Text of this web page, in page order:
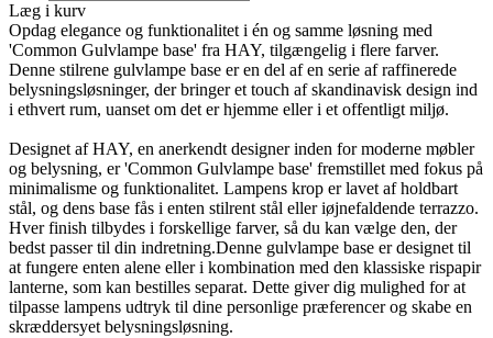
Læg i kurv
Opdag elegance og funktionalitet i én og samme løsning med
'Common Gulvlampe base' fra HAY, tilgængelig i flere farver.
Denne stilrene gulvlampe base er en del af en serie af raffinerede
belysningsløsninger, der bringer et touch af skandinavisk design ind
i ethvert rum, uanset om det er hjemme eller i et offentligt miljø.
Designet af HAY, en anerkendt designer inden for moderne møbler
og belysning, er 'Common Gulvlampe base' fremstillet med fokus på
minimalisme og funktionalitet. Lampens krop er lavet af holdbart
stål, og dens base fås i enten stilrent stål eller iøjnefaldende terrazzo.
Hver finish tilbydes i forskellige farver, så du kan vælge den, der
bedst passer til din indretning.Denne gulvlampe base er designet til
at fungere enten alene eller i kombination med den klassiske rispapir
lanterne, som kan bestilles separat. Dette giver dig mulighed for at
tilpasse lampens udtryk til dine personlige præferencer og skabe en
skræddersyet belysningsløsning.